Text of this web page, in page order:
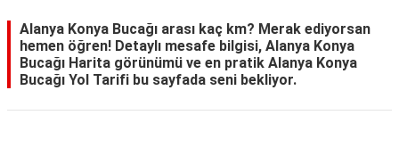
Alanya Konya Bucağı arası kaç km? Merak ediyorsan
hemen öğren! Detaylı mesafe bilgisi, Alanya Konya
Bucağı Harita görünümü ve en pratik Alanya Konya
Bucağı Yol Tarifi bu sayfada seni bekliyor.